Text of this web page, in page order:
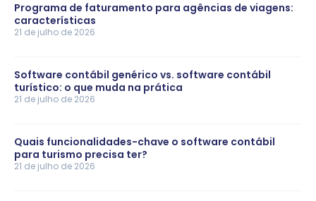
Programa de faturamento para agências de viagens:
características
21 de julho de 2026
Software contábil genérico vs. software contábil
turístico: o que muda na prática
21 de julho de 2026
Quais funcionalidades-chave o software contábil
para turismo precisa ter?
21 de julho de 2026